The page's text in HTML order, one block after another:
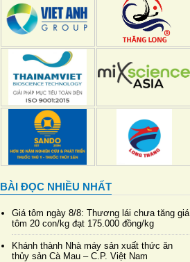
BÀI ĐỌC NHIỀU NHẤT
Giá tôm ngày 8/8: Thương lái chưa tăng giá,
tôm 20 con/kg đạt 175.000 đồng/kg
Khánh thành Nhà máy sản xuất thức ăn
thủy sản Cà Mau – C.P. Việt Nam